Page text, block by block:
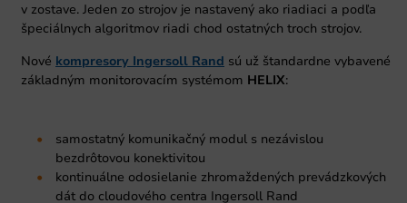
v zostave. Jeden zo strojov je nastavený ako riadiaci a podľa
špeciálnych algoritmov riadi chod ostatných troch strojov.
Nové kompresory Ingersoll Rand sú už štandardne vybavené
základným monitorovacím systémom HELIX:
samostatný komunikačný modul s nezávislou
bezdrôtovou konektivitou
kontinuálne odosielanie zhromaždených prevádzkových
dát do cloudového centra Ingersoll Rand